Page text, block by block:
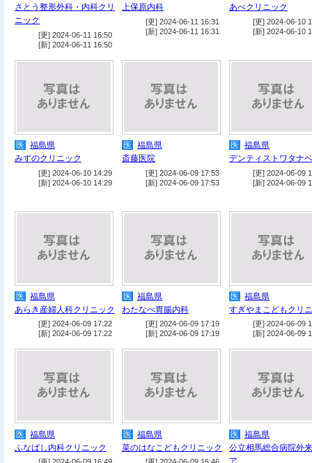
さとう整形外科・内科クリ
ニック
[更] 2024-06-11 16:50
[新] 2024-06-11 16:50
上保原内科
[更] 2024-06-11 16:31
[新] 2024-06-11 16:31
あべクリニック
[更] 2024-06-10
[新] 2024-06-10
医
福島県
みずのクリニック
[更] 2024-06-10 14:29
[新] 2024-06-10 14:29
医
福島県
斎藤医院
[更] 2024-06-09 17:53
[新] 2024-06-09 17:53
医
福島県
デンティストワタナベ
[更] 2024-06-09
[新] 2024-06-09
医 福島県
あらき産婦人科クリニック
[更] 2024-06-09 17:22
[新] 2024-06-09 17:22
医 福島県
わたなべ胃腸内科
[更] 2024-06-09 17:19
[新] 2024-06-09 17:19
医 福島県
すぎやまこどもクリ
[更] 2024-06-09
[新] 2024-06-09
医 福島県
ふなばし内科クリニック
医 福島県
菜のはなこどもクリニック
医 福島県
公立相馬総合病院外
ア